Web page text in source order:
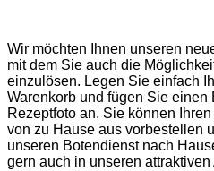
Wir möchten Ihnen unseren
mit dem Sie auch die
einzulösen. Legen Sie einfach
Warenkorb und fügen Sie
Rezeptfoto an. Sie können
von zu Hause aus vorbestellen
unseren Botendienst nach
gern auch in unseren attraktiven